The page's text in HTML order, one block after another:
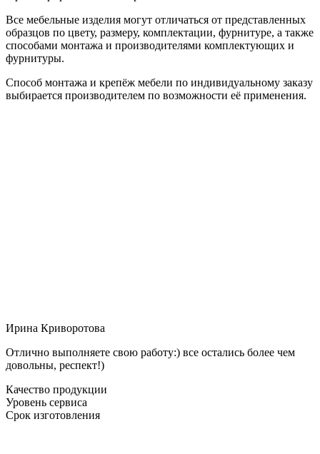
Все мебельные изделия могут отличаться от представленных
образцов по цвету, размеру, комплектации, фурнитуре, а также
способами монтажа и производителями комплектующих и
фурнитуры.
Способ монтажа и крепёж мебели по индивидуальному заказу
выбирается производителем по возможности её применения.
Ирина Криворотова
Отлично выполняете свою работу:) все остались более чем
довольны, респект!)
Качество продукции
Уровень сервиса
Срок изготовления